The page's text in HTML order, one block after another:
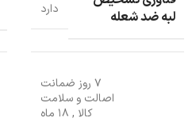
لبه ضد شعله
دارد
۷ روز ضمانت
اصالت و سلامت
کالا ,
۱۸ ماه